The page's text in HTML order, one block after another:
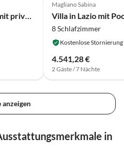
Villa in Magliano Sabina mit privatem Pool
Magliano Sabina
8 Schlafzimmer
Kostenlose Stornierung
4.541,28 €
2 Gäste / 7 Nächte
anzeigen
in